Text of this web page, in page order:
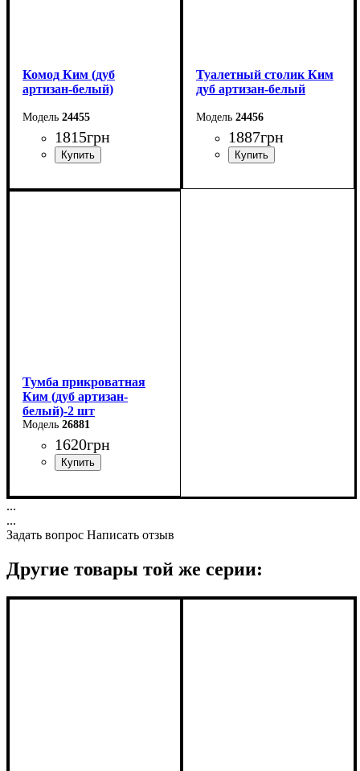
Комод Ким (дуб
артизан-белый)
24455
1815грн
Ширина: 73 см
Туалетный столик Ким
дуб артизан-белый
24456
1887грн
Тумба прикроватная
Ким (дуб артизан-
белый)-2 шт
26881
1620грн
Ширина: 42,5 см
Глубина: 40,5 см
...
...
Задать вопрос Написать отзыв
Другие товары той же серии: